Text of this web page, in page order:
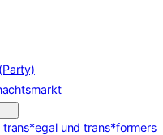
und trans*formers